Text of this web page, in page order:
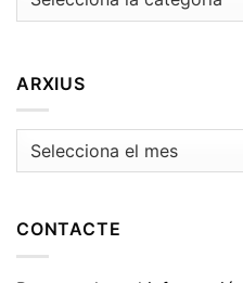
ARXIUS
Arxius
CONTACTE